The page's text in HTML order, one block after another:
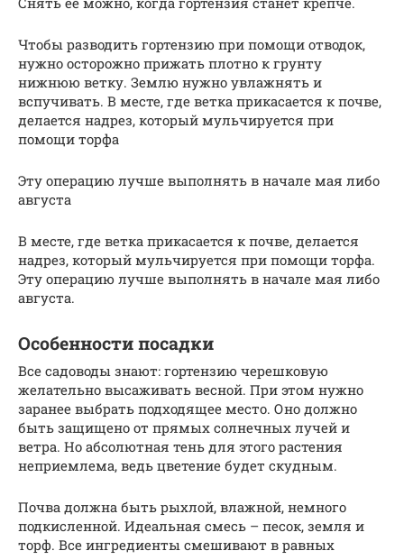
Чтобы разводить гортензию при помощи отводок,
нужно осторожно прижать плотно к грунту
нижнюю ветку. Землю нужно увлажнять и
вспучивать. В месте, где ветка прикасается к почве,
делается надрез, который мульчируется при
помощи торфа
Эту операцию лучше выполнять в начале мая либо
августа
В месте, где ветка прикасается к почве, делается
надрез, который мульчируется при помощи торфа.
Эту операцию лучше выполнять в начале мая либо
августа.
Особенности посадки
Все садоводы знают: гортензию черешковую
желательно высаживать весной. При этом нужно
заранее выбрать подходящее место. Оно должно
быть защищено от прямых солнечных лучей и
ветра. Но абсолютная тень для этого растения
неприемлема, ведь цветение будет скудным.
Почва должна быть рыхлой, влажной, немного
подкисленной. Идеальная смесь – песок, земля и
торф. Все ингредиенты смешивают в равных